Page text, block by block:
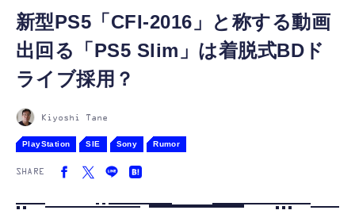
AI
カルチャー
新型PS5「CFI-2016」と称する動画
出回る「PS5 Slim」は着脱式BDド
ライブ採用？
Kiyoshi Tane
PlayStation SIE Sony Rumor
SHARE